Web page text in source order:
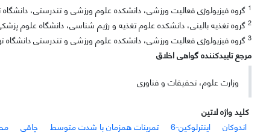
1 گروه فیزیولوژی فعالیت ورزشی، دانشکده علوم ورزشی و تندرستی، دانشگاه
2 گروه تغذیه بالینی، دانشکده علوم تغذیه و رژیم شناسی، دانشگاه علوم پزشکی
3 گروه فیزیولوژی فعالیت ورزشی، دانشکده علوم ورزشی و تندرستی دانشگاه تهران، خیابان
مرجع تاییدکننده گواهی اخلاق
وزارت علوم، تحقیقات و فناوری
کلید واژه لاتین
اندوکان
اینترلوکین-6 تمرینات همزمان با شدت متوسط چاقی